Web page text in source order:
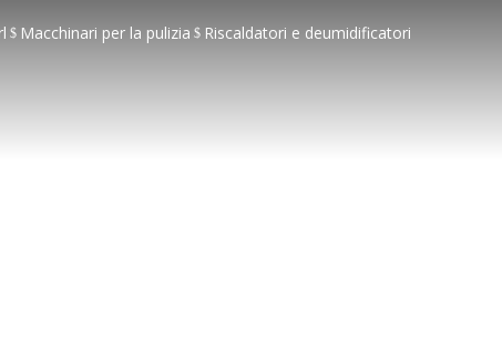
$ Macchinari per la pulizia $ Riscaldatori e deumidificatori